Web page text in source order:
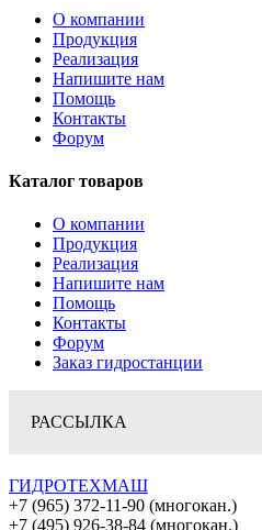
О компании
Продукция
Реализация
Напишите нам
Помощь
Контакты
Форум
Каталог товаров
О компании
Продукция
Реализация
Напишите нам
Помощь
Контакты
Форум
Заказ гидростанции
РАССЫЛКА
ГИДРОТЕХМАШ
+7 (965) 372-11-90 (многокан.)
+7 (495) 926-38-84 (многокан.)